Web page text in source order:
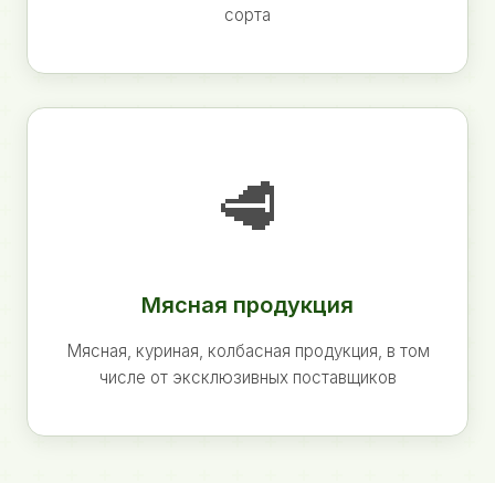
сорта
🥩
Мясная продукция
Мясная, куриная, колбасная продукция, в том
числе от эксклюзивных поставщиков